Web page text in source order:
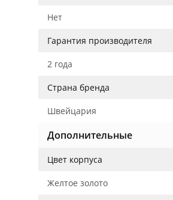
Нет
Гарантия производителя
2 года
Страна бренда
Швейцария
Дополнительные
Цвет корпуса
Желтое золото